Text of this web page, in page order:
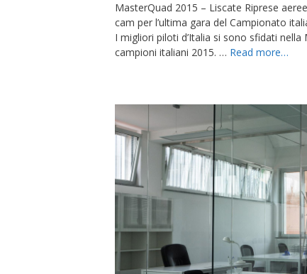
MasterQuad 2015 – Liscate Riprese
cam per l’ultima gara del Campionato
I migliori piloti d’Italia si sono sfidati
campioni italiani 2015. … Read more…